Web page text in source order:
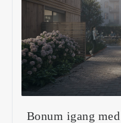
Bonum igang